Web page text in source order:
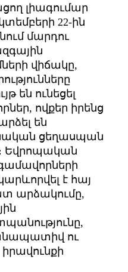
լիագումար
22-ին
մարդու
վիճակը,
են ունեցել
ովքեր իրենց
են
ցեղասպան
Եվրոպական
է հայ
արձակումը,
ու